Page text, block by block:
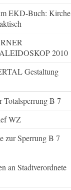
EKD-Buch: Kirche
2010
Gestaltung
Totalsperrung B 7
WZ
zur Sperrung B 7
an Stadtverordnete